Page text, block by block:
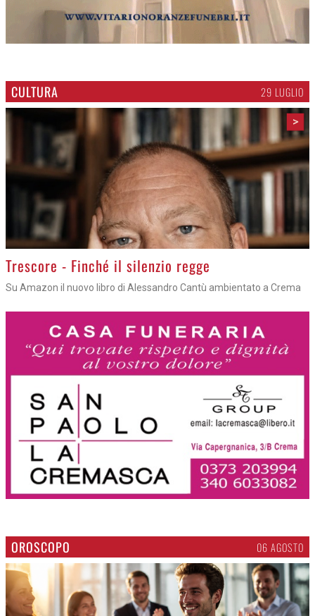
CULTURA 29 LUGLIO
>
Trescore - Finché il silenzio regge
Su Amazon il nuovo libro di Alessandro Cantù ambientato a Crema
OROSCOPO 06 AGOSTO